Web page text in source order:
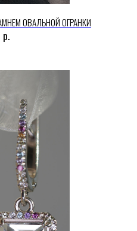
ОВАЛЬНОЙ ОГРАНКИ
р.